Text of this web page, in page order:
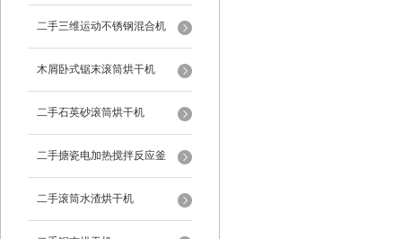
二手三维运动不锈钢混合机
木屑卧式锯末滚筒烘干机
二手石英砂滚筒烘干机
二手搪瓷电加热搅拌反应釜
二手滚筒水渣烘干机